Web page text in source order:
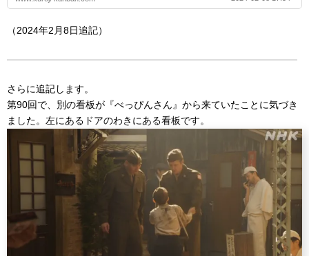
（2024年2月8日追記）
さらに追記します。
第90回で、別の看板が『べっぴんさん』から来ていたことに気づき
ました。左にあるドアのわきにある看板です。